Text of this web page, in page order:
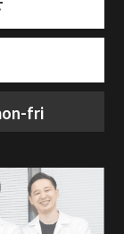
fri